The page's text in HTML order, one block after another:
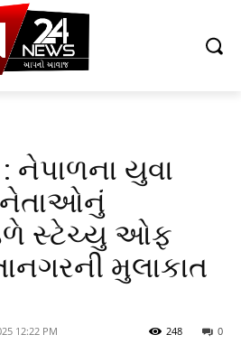
નેપાળના યુવા
નેતાઓનું
સ્ટેચ્યુ ઓફ
મુલાકાત
12:22 PM 0
248